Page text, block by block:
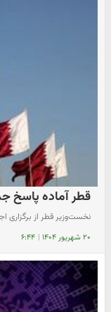
قطر آماده پاسخ
نخست‌وزیر قطر از برگزاری
۲۰ شهریور ۱۴۰۴ | ۶:۴۴